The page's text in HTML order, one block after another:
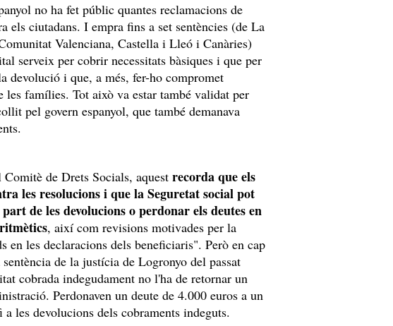
no ha fet públic quantes reclamacions de
els ciutadans. I empra fins a set sentències (de La
Valenciana, Castella i Lleó i Canàries)
serveix per cobrir necessitats bàsiques i que per
devolució i que, a més, fer-ho compromet
les famílies. Tot això va estar també validat per
pel govern espanyol, que també demanava
de Drets Socials, aquest recorda que els
les resolucions i que la Seguretat social pot
de les devolucions o perdonar els deutes en
, així com revisions motivades per la
en les declaracions dels beneficiaris". Però en cap
de la justícia de Logronyo del passat
cobrada indegudament no l'ha de retornar un
Perdonaven un deute de 4.000 euros a un
les devolucions dels cobraments indeguts.